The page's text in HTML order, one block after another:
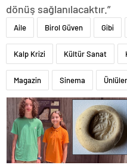
dönüş sağlanılacaktır.”
Aile Birol Güven Gibi
Kalp Krizi Kültür Sanat
Magazin Sinema Ünlüler